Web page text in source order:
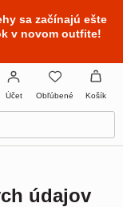
sa začínajú ešte
v novom outfite!
Účet Obľúbené Košík
údajov